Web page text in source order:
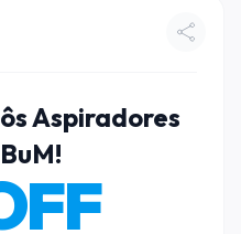
Aspiradores